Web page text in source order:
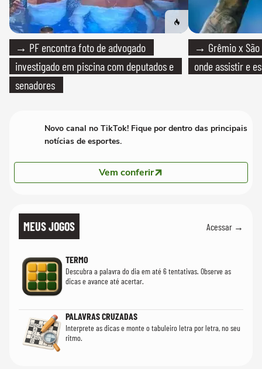
→ PF encontra foto de advogado
investigado em piscina com deputados e
senadores
→ Grêmio x São
onde assistir e
Novo canal no TikTok! Fique por dentro das principais
notícias de esportes.
Vem conferir
MEUS JOGOS Acessar →
TERMO
Descubra a palavra do dia em até 6 tentativas. Observe as
dicas e avance até acertar.
PALAVRAS CRUZADAS
Interprete as dicas e monte o tabuleiro letra por letra, no seu
ritmo.